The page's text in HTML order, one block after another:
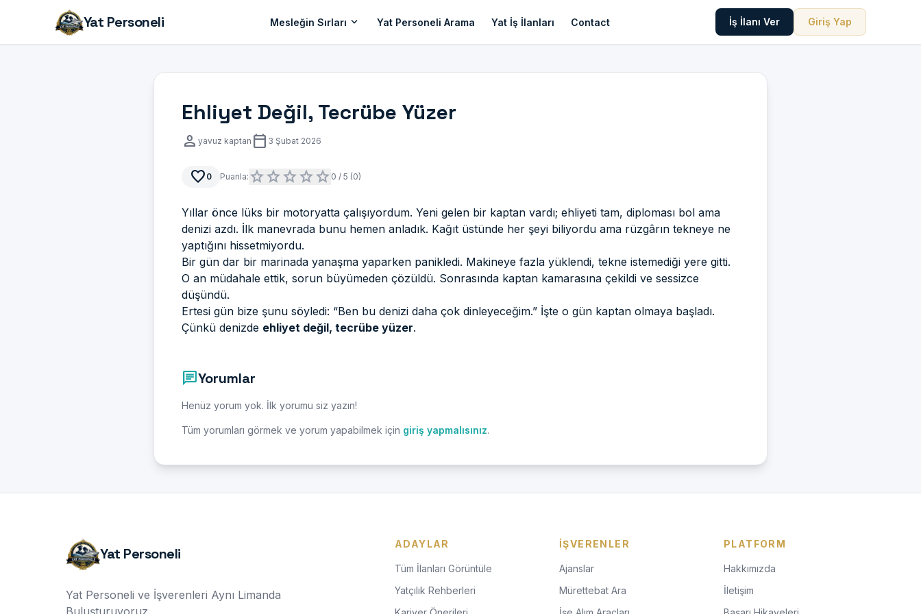
Yat Personeli Mesleğin Sırları expand_more Yat Personeli Arama Yat İş İlanları Contact İş İlanı Ver Giriş Yap
Ehliyet Değil, Tecrübe Yüzer
person yavuz kaptan calendar_today 3 Şubat 2026
favorite 0 Puanla: star star star star star 0 / 5 (0)
Yıllar önce lüks bir motoryatta çalışıyordum. Yeni gelen bir kaptan vardı; ehliyeti tam, diploması bol ama
denizi azdı. İlk manevrada bunu hemen anladık. Kağıt üstünde her şeyi biliyordu ama rüzgârın tekneye ne
yaptığını hissetmiyordu.
Bir gün dar bir marinada yanaşma yaparken panikledi. Makineye fazla yüklendi, tekne istemediği yere gitti.
O an müdahale ettik, sorun büyümeden çözüldü. Sonrasında kaptan kamarasına çekildi ve sessizce
düşündü.
Ertesi gün bize şunu söyledi: “Ben bu denizi daha çok dinleyeceğim.” İşte o gün kaptan olmaya başladı.
Çünkü denizde ehliyet değil, tecrübe yüzer.
chatYorumlar
Henüz yorum yok. İlk yorumu siz yazın!
Tüm yorumları görmek ve yorum yapabilmek için giriş yapmalısınız.
Yat Personeli
Yat Personeli ve İşverenleri Aynı Limanda
Buluşturuyoruz.
ADAYLAR
Tüm İlanları Görüntüle
Yatçılık Rehberleri
İŞVERENLER
Ajanslar
Mürettebat Ara
PLATFORM
Hakkımızda
İletişim